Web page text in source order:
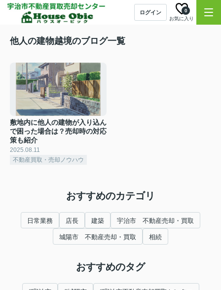
ログイン
お気に入り
0
他人の建物越境のブログ一覧
敷地内に他人の建物が入り込ん
で困った場合は？売却時の対応
策も紹介
2025.08.11
不動産買取・売却ノウハウ
おすすめのカテゴリ
日常業務 店長 建築 宇治市 不動産売却・買取
城陽市 不動産売却・買取 相続
おすすめのタグ